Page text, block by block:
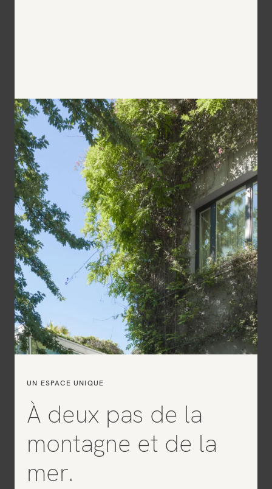
UN ESPACE UNIQUE
À deux pas de la
montagne et de la
mer.